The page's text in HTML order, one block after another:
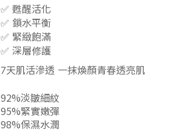
✅ 甦醒活化
✅ 鎖水平衡
✅ 緊緻飽滿
✅ 深層修護
7天肌活滲透 一抹煥顏青春透亮肌
92%淡皺細紋
95%緊實嫩彈
98%保濕水潤